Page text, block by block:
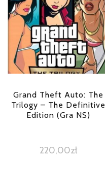
Grand Theft Auto: The
Trilogy – The Definitive
Edition (Gra NS)
220,00zł